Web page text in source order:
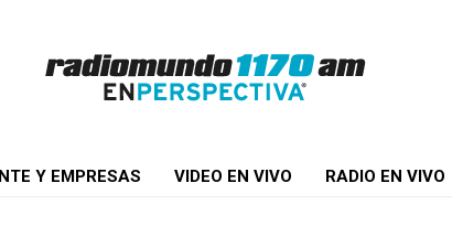
Y EMPRESAS VIDEO EN VIVO RADIO EN VIVO